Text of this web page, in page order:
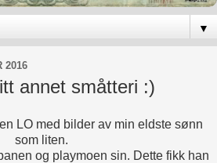
▼
2016
annet småtteri :)
LO med bilder av min eldste sønn
som liten.
og playmoen sin. Dette fikk han